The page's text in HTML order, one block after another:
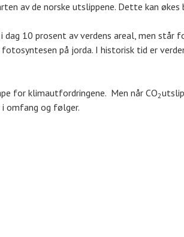
av de norske utslippene. Dette kan
i dag 10 prosent av verdens areal, men
på jorda. I historisk tid er
for klimautfordringene. Men når CO2
omfang og følger.